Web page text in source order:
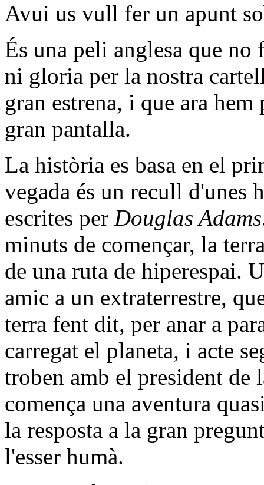
Avui us vull fer un apunt
És una peli anglesa que no
ni gloria per la nostra
gran estrena, i que ara
gran pantalla.
La història es basa en el
vegada és un recull d'unes
escrites per Douglas Adams
minuts de començar, la
de una ruta de hiperespai.
amic a un extraterrestre,
terra fent dit, per anar a
carregat el planeta, i acte
troben amb el president
comença una aventura
la resposta a la gran
l'esser humà.